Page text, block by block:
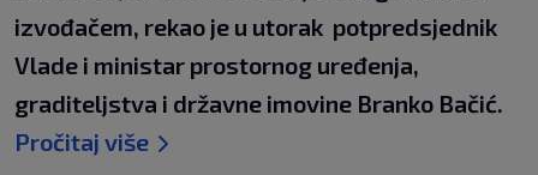
izvođačem, rekao je u utorak potpredsjednik
Vlade i ministar prostornog uređenja,
graditeljstva i državne imovine Branko Bačić.
Pročitaj više